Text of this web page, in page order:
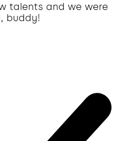
talents and we were
buddy!